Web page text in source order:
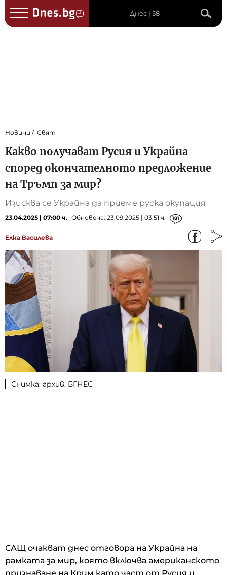
Днес | 58
Новини Свят
Какво получават Русия и Украйна
според окончателното предложение
на Тръмп за мир?
Изисква се Украйна да приеме руска окупация
23.04.2025 | 07:00 ч. Обновена: 23.09.2025 | 03:51 ч. 181
Елка Василева
Снимка: архив, БГНЕС
САЩ очакват днес отговора на Украйна на
рамката за мир, която включва американското